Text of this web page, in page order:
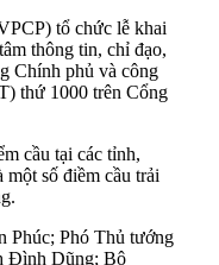
tổ chức lễ khai
thông tin, chỉ đạo,
Chính phủ và công
thứ 1000 trên Cổng
cầu tại các tỉnh,
số điềm cầu trải
Phúc; Phó Thủ tướng
Đình Dũng; Bộ